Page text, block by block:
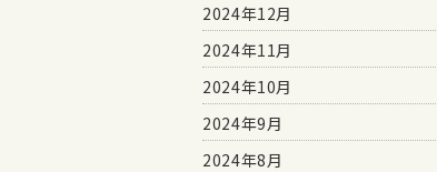
2024年12月
2024年11月
2024年10月
2024年9月
2024年8月